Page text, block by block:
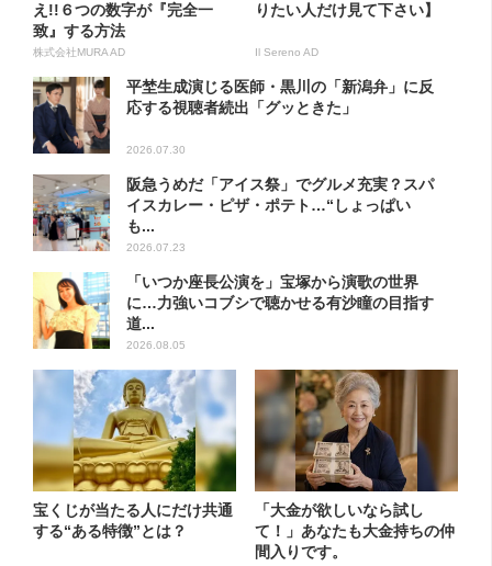
え!!６つの数字が『完全一
致』する方法
株式会社MURA AD
りたい人だけ見て下さい】
Il Sereno AD
平埜生成演じる医師・黒川の「新潟弁」に反
応する視聴者続出「グッときた」
2026.07.30
阪急うめだ「アイス祭」でグルメ充実？スパ
イスカレー・ピザ・ポテト…“しょっぱい
も...
2026.07.23
「いつか座長公演を」宝塚から演歌の世界
に…力強いコブシで聴かせる有沙瞳の目指す
道...
2026.08.05
宝くじが当たる人にだけ共通
する“ある特徴”とは？
「大金が欲しいなら試し
て！」あなたも大金持ちの仲
間入りです。